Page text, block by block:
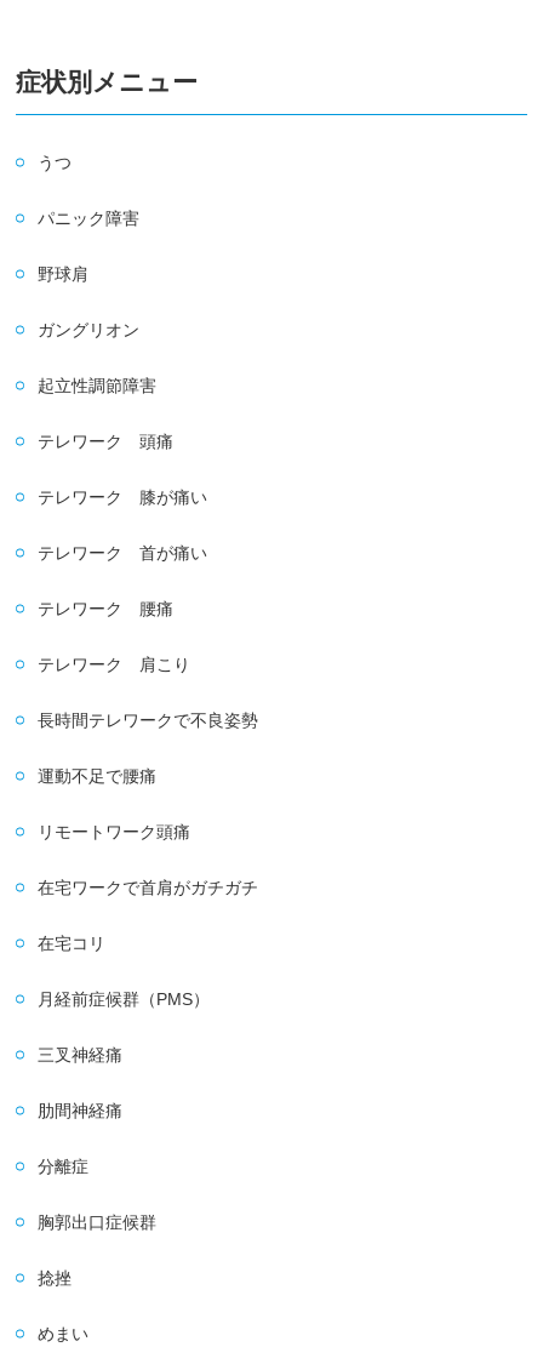
症状別メニュー
うつ
パニック障害
野球肩
ガングリオン
起立性調節障害
テレワーク 頭痛
テレワーク 膝が痛い
テレワーク 首が痛い
テレワーク 腰痛
テレワーク 肩こり
長時間テレワークで不良姿勢
運動不足で腰痛
リモートワーク頭痛
在宅ワークで首肩がガチガチ
在宅コリ
月経前症候群（PMS）
三叉神経痛
肋間神経痛
分離症
胸郭出口症候群
捻挫
めまい